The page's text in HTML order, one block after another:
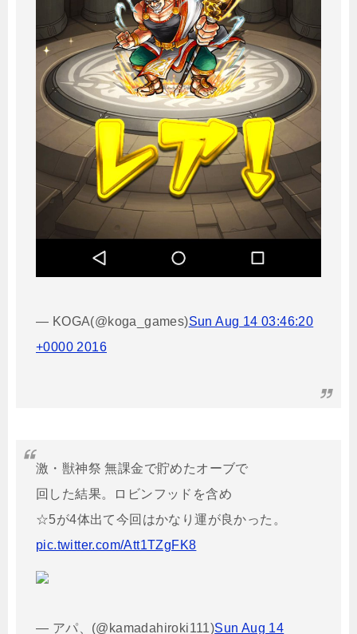
— KOGA(@koga_games)Sun Aug 14 03:46:20
+0000 2016
激・獣神祭 無課金で貯めたオーブで
回した結果。ロビンフッドを含め
☆5が4体出て今回はかなり運が良かった。
pic.twitter.com/Att1TZgFK8
— アパ、(@kamadahiroki111)Sun Aug 14